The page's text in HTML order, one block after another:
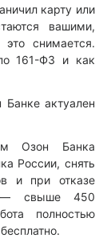
карту или
вашими,
снимается.
161-ФЗ и как
актуален
Озон Банка
России, снять
и при отказе
— свыше 450
полностью